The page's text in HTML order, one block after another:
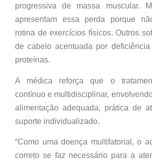
progressiva de massa muscular.
apresentam essa perda porque
rotina de exercícios físicos. Outros
de cabelo acentuada por
proteínas.
A médica reforça que o
contínuo e multidisciplinar,
alimentação adequada, prática de
suporte individualizado.
“Como uma doença multifatorial, o
correto se faz necessário para a